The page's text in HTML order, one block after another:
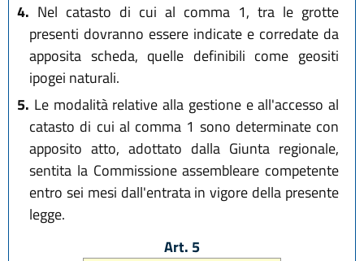
4. Nel catasto di cui al comma 1, tra le grotte
presenti dovranno essere indicate e corredate da
apposita scheda, quelle definibili come geositi
ipogei naturali.
5. Le modalità relative alla gestione e all'accesso al
catasto di cui al comma 1 sono determinate con
apposito atto, adottato dalla Giunta regionale,
sentita la Commissione assembleare competente
entro sei mesi dall'entrata in vigore della presente
legge.
Art. 5